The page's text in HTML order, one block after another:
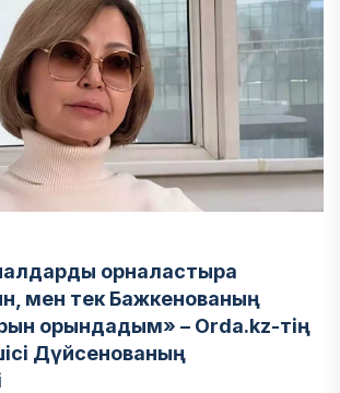
орналастыра
мен тек Бажкенованың
орындадым» – Orda.kz-тің
Дүйсенованың